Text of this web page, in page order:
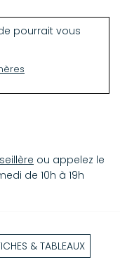
une touche
pourrait vous
ou appelez le
de 10h à 19h
& TABLEAUX